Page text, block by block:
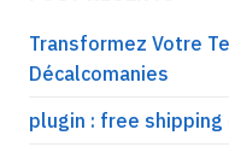
Transformez Votre
Décalcomanies
plugin : free